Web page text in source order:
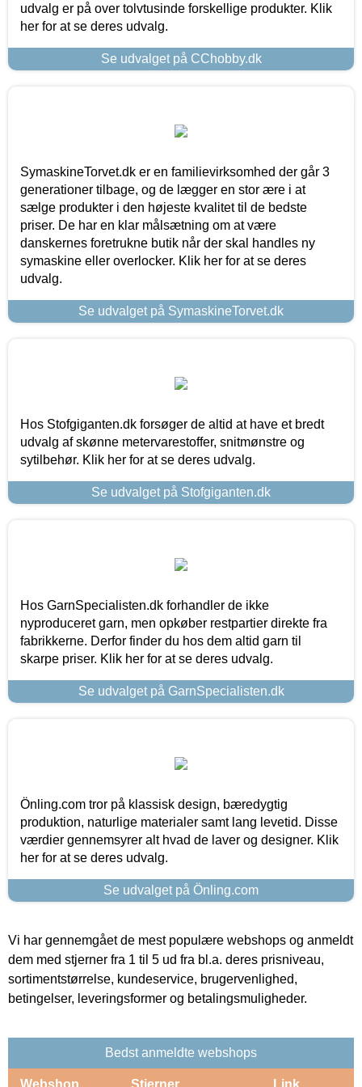
udvalg er på over tolvtusinde forskellige produkter. Klik
her for at se deres udvalg.
Se udvalget på CChobby.dk
SymaskineTorvet.dk er en familievirksomhed der går 3
generationer tilbage, og de lægger en stor ære i at
sælge produkter i den højeste kvalitet til de bedste
priser. De har en klar målsætning om at være
danskernes foretrukne butik når der skal handles ny
symaskine eller overlocker. Klik her for at se deres
udvalg.
Se udvalget på SymaskineTorvet.dk
Hos Stofgiganten.dk forsøger de altid at have et bredt
udvalg af skønne metervarestoffer, snitmønstre og
sytilbehør. Klik her for at se deres udvalg.
Se udvalget på Stofgiganten.dk
Hos GarnSpecialisten.dk forhandler de ikke
nyproduceret garn, men opkøber restpartier direkte fra
fabrikkerne. Derfor finder du hos dem altid garn til
skarpe priser. Klik her for at se deres udvalg.
Se udvalget på GarnSpecialisten.dk
Önling.com tror på klassisk design, bæredygtig
produktion, naturlige materialer samt lang levetid. Disse
værdier gennemsyrer alt hvad de laver og designer. Klik
her for at se deres udvalg.
Se udvalget på Önling.com
Vi har gennemgået de mest populære webshops og anmeldt
dem med stjerner fra 1 til 5 ud fra bl.a. deres prisniveau,
sortimentstørrelse, kundeservice, brugervenlighed,
betingelser, leveringsformer og betalingsmuligheder.
Bedst anmeldte webshops
Webshop Stjerner Link